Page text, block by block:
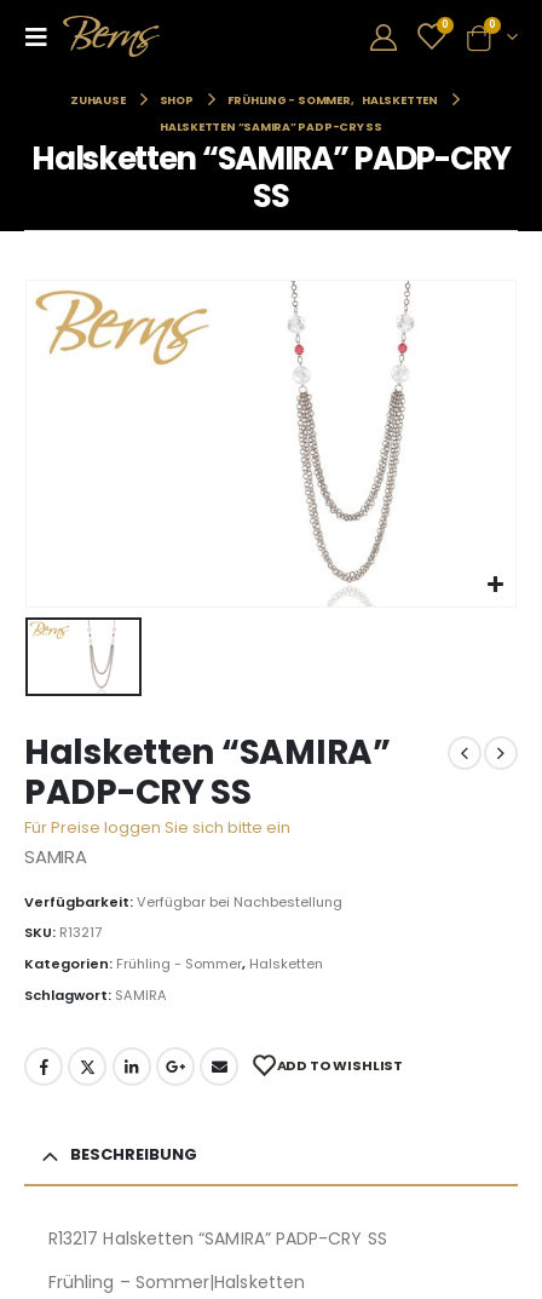
0 0
ZUHAUSE SHOP FRÜHLING - SOMMER,
HALSKETTEN
HALSKETTEN “SAMIRA” PADP-CRY SS
Halsketten “SAMIRA” PADP-CRY
SS
Halsketten “SAMIRA”
PADP-CRY SS
Für Preise loggen Sie sich bitte ein
SAMIRA
Verfügbarkeit:Verfügbar bei Nachbestellung
SKU: R13217
Kategorien: Frühling - Sommer, Halsketten
Schlagwort: SAMIRA
ADD TO WISHLIST
BESCHREIBUNG
R13217 Halsketten “SAMIRA” PADP-CRY SS
Frühling – Sommer|Halsketten